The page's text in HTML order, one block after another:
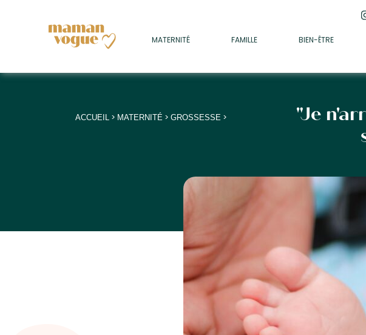
MATERNITÉ FAMILLE BIEN-ÊTRE
• SOMMEIL
• MÉDECINE
• SOINS
+
+
ACCUEIL > MATERNITÉ >GROSSESSE >
"Je